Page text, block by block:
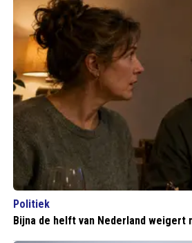
Politiek
Bijna de helft van Nederland